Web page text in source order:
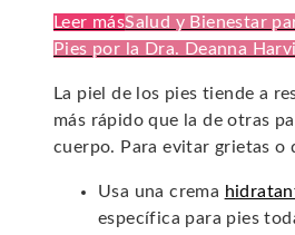
Leer másSalud y Bienestar
Pies por la Dra. Deanna
La piel de los pies tiende a
más rápido que la de otras
cuerpo. Para evitar grietas o
Usa una crema
específica para pies